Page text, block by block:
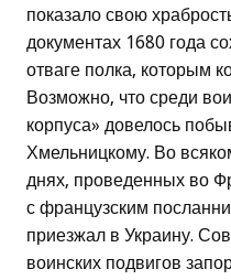
показало свою
документах 1680 года
отваге полка, которым
Возможно, что среди
корпуса» довелось
Хмельницкому. Во
днях, проведенных во
с французским
приезжал в Украину.
воинских подвигов